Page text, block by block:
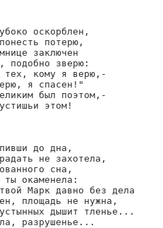
оскорблен,
потерю,
заключен
подобно зверю:
тех, кому я верю,-
я спасен!"
был поэтом,-
этом!
до дна,
не захотела,
сна,
ты окаменела:
Марк давно без дела
площадь не нужна,
дышит тленье...
разрушенье...